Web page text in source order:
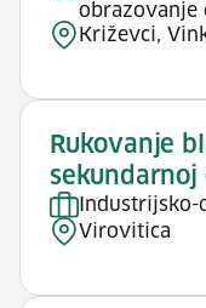
obrazovanje
Križevci,
Rukovanje
Virovitica